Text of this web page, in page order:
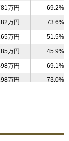
）
万円 69.2%
万円 73.6%
万円 51.5%
万円 45.9%
万円 69.1%
万円 73.0%